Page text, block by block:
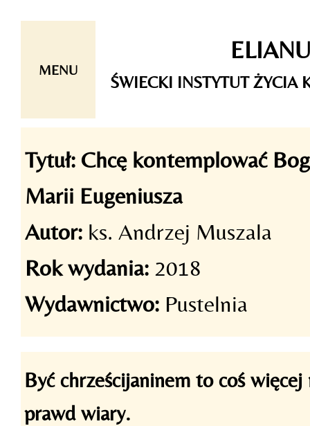
ŚWIECKI INSTYTUT ŻYCIA
MENU
Tytuł: Chcę kontemplować
Marii Eugeniusza
Autor: ks. Andrzej Muszala
Rok wydania: 2018
Wydawnictwo: Pustelnia
Być chrześcijaninem to coś
prawd wiary.